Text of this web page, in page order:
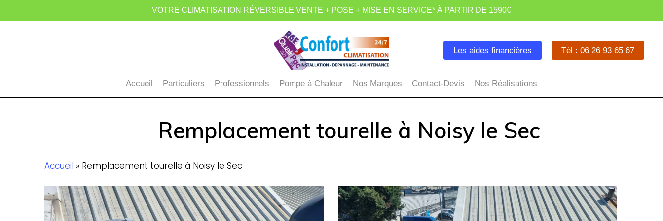
to
VOTRE CLIMATISATION RÉVERSIBLE VENTE + POSE + MISE EN SERVICE* À PARTIR DE 1590€
Les aides financières Tél : 06 26 93 65 67
Accueil Particuliers Professionnels Pompe à Chaleur Nos Marques Contact-Devis Nos Réalisations
Remplacement tourelle à Noisy le Sec
Accueil » Remplacement tourelle à Noisy le Sec
confort-
clim-
confort-
clim-